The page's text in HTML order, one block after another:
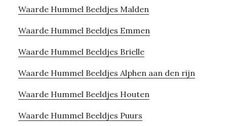
Waarde Hummel Beeldjes Malden
Waarde Hummel Beeldjes Emmen
Waarde Hummel Beeldjes Brielle
Waarde Hummel Beeldjes Alphen aan den rijn
Waarde Hummel Beeldjes Houten
Waarde Hummel Beeldjes Puurs